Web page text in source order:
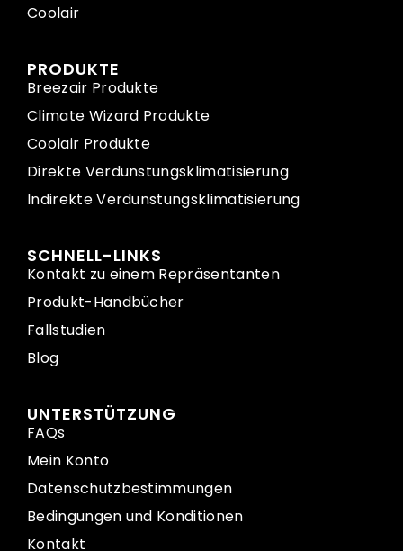
Coolair
PRODUKTE
Breezair Produkte
Climate Wizard Produkte
Coolair Produkte
Direkte Verdunstungsklimatisierung
Indirekte Verdunstungsklimatisierung
SCHNELL-LINKS
Kontakt zu einem Repräsentanten
Produkt-Handbücher
Fallstudien
Blog
UNTERSTÜTZUNG
FAQs
Mein Konto
Datenschutzbestimmungen
Bedingungen und Konditionen
Kontakt